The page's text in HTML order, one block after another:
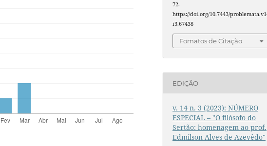
72.
https://doi.org/10.7443/
i3.67438
Fomatos de Citação
EDIÇÃO
v. 14 n. 3 (2023): NÚMERO
ESPECIAL – "O filósofo do
Sertão: homenagem ao prof.
Edmilson Alves de Azevêdo"